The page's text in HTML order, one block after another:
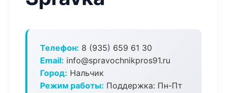
Телефон: 8 (935) 659 61 30
Email: info@spravochnikpros91.ru
Город: Нальчик
Режим работы: Поддержка: Пн-Пт